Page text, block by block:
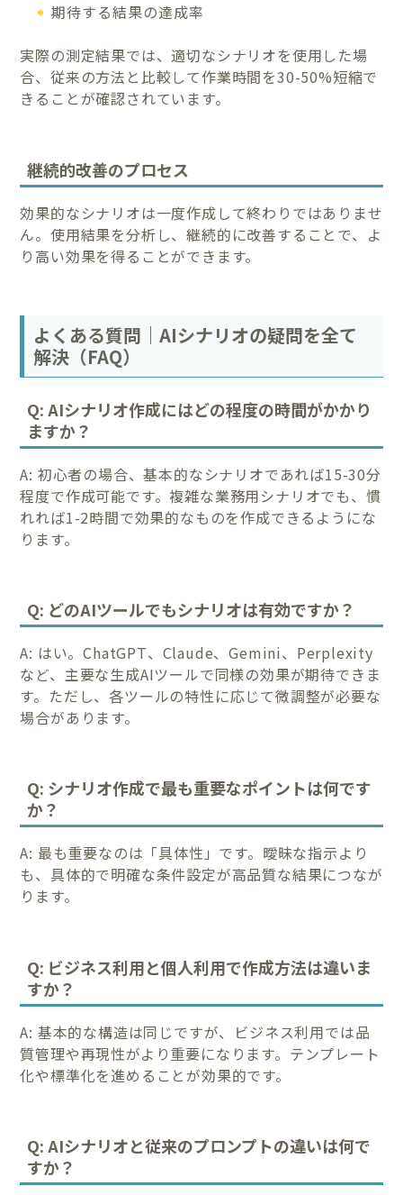
期待する結果の達成率
実際の測定結果では、適切なシナリオを使用した場
合、従来の方法と比較して作業時間を30-50%短縮で
きることが確認されています。
継続的改善のプロセス
効果的なシナリオは一度作成して終わりではありませ
ん。使用結果を分析し、継続的に改善することで、よ
り高い効果を得ることができます。
よくある質問｜AIシナリオの疑問を全て
解決（FAQ）
Q: AIシナリオ作成にはどの程度の時間がかかり
ますか？
A: 初心者の場合、基本的なシナリオであれば15-30分
程度で作成可能です。複雑な業務用シナリオでも、慣
れれば1-2時間で効果的なものを作成できるようにな
ります。
Q: どのAIツールでもシナリオは有効ですか？
A: はい。ChatGPT、Claude、Gemini、Perplexity
など、主要な生成AIツールで同様の効果が期待できま
す。ただし、各ツールの特性に応じて微調整が必要な
場合があります。
Q: シナリオ作成で最も重要なポイントは何です
か？
A: 最も重要なのは「具体性」です。曖昧な指示より
も、具体的で明確な条件設定が高品質な結果につなが
ります。
Q: ビジネス利用と個人利用で作成方法は違いま
すか？
A: 基本的な構造は同じですが、ビジネス利用では品
質管理や再現性がより重要になります。テンプレート
化や標準化を進めることが効果的です。
Q: AIシナリオと従来のプロンプトの違いは何で
すか？